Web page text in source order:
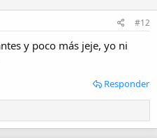
#12
y poco más jeje, yo ni
Responder